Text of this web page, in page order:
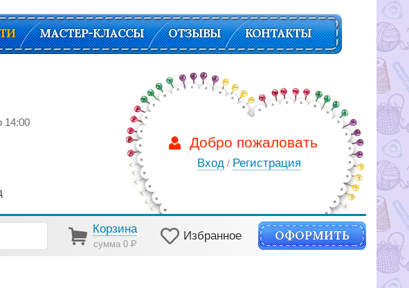
14:00
МАСТЕР-КЛАССЫ ОТЗЫВЫ КОНТАКТЫ
Добро пожаловать
Вход / Регистрация
Корзина
сумма 0Р
Избранное ОФОРМИТЬ